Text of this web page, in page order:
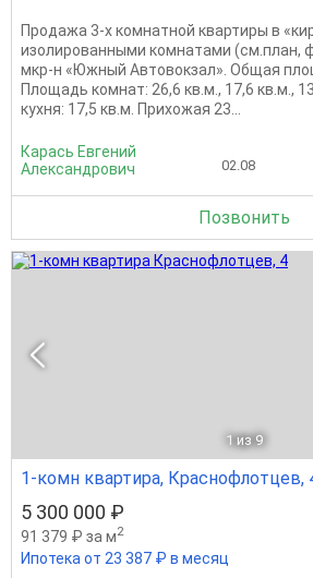
Продажа 3-х комнатной квартиры в
изолированными комнатами (см.план,
мкр-н «Южный Автовокзал». Общая
Площадь комнат: 26,6 кв.м., 17,6 кв.м.,
кухня: 17,5 кв.м. Прихожая 23...
Карась Евгений
Александрович
02.08
Позвонить
1 из 9
1-комн квартира, Краснофлотцев,
5 300 000 ₽
91 379 ₽ за м2
Ипотека от 23 387 ₽ в месяц